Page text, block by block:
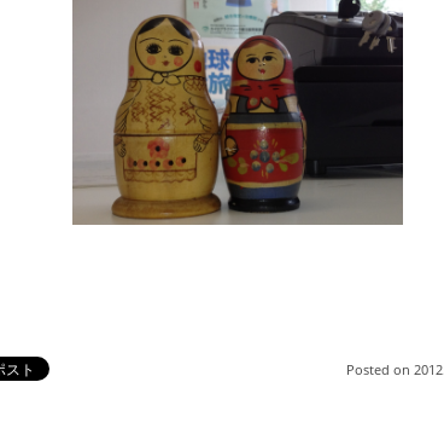
Posted on